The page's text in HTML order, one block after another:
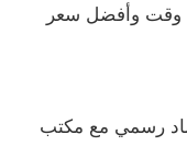
وقت وأفضل سعر
رسمي مع مكتب